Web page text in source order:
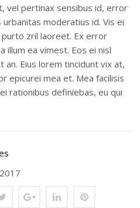
vel pertinax sensibus id, error
moderatius id. Vis ei
zril laoreet. Ex error
illum ea vimest. Eos ei nisl
an. Eius lorem tincidunt vix at,
epicurei mea et. Mea facilisis
rationibus definiebas, eu qui